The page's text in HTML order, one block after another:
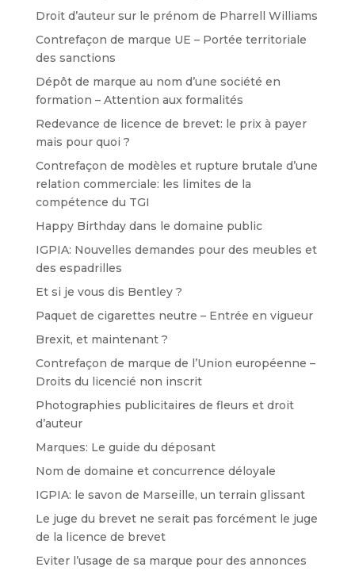
Droit d’auteur sur le prénom de Pharrell Williams
Contrefaçon de marque UE – Portée territoriale
des sanctions
Dépôt de marque au nom d’une société en
formation – Attention aux formalités
Redevance de licence de brevet: le prix à payer
mais pour quoi ?
Contrefaçon de modèles et rupture brutale d’une
relation commerciale: les limites de la
compétence du TGI
Happy Birthday dans le domaine public
IGPIA: Nouvelles demandes pour des meubles et
des espadrilles
Et si je vous dis Bentley ?
Paquet de cigarettes neutre – Entrée en vigueur
Brexit, et maintenant ?
Contrefaçon de marque de l’Union européenne –
Droits du licencié non inscrit
Photographies publicitaires de fleurs et droit
d’auteur
Marques: Le guide du déposant
Nom de domaine et concurrence déloyale
IGPIA: le savon de Marseille, un terrain glissant
Le juge du brevet ne serait pas forcément le juge
de la licence de brevet
Eviter l’usage de sa marque pour des annonces